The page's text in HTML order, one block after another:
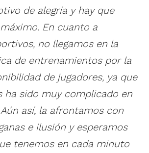
de alegría y hay que
En cuanto a
no llegamos en la
de entrenamientos por la
de jugadores, ya que
ha sido muy complicado en
así, la afrontamos con
e ilusión y esperamos
tenemos en cada minuto